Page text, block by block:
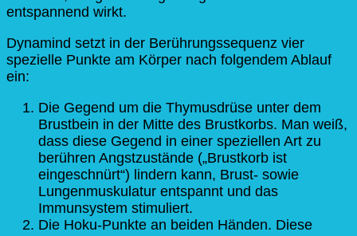
entspannend wirkt.
Dynamind setzt in der Berührungssequenz vier
spezielle Punkte am Körper nach folgendem Ablauf
ein:
Die Gegend um die Thymusdrüse unter dem
Brustbein in der Mitte des Brustkorbs. Man weiß,
dass diese Gegend in einer speziellen Art zu
berühren Angstzustände („Brustkorb ist
eingeschnürt“) lindern kann, Brust- sowie
Lungenmuskulatur entspannt und das
Immunsystem stimuliert.
Die Hoku-Punkte an beiden Händen. Diese